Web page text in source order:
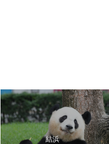
結浜